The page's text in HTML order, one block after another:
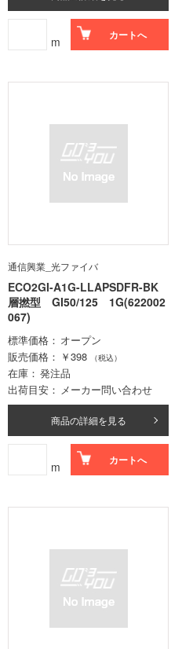
m カートへ
通信興業_光ファイバ
ECO2GI-A1G-LLAPSDFR-BK
層撚型 GI50/125 1G(622002
067)
標準価格
オープン
販売価格
￥398 （税込）
在庫
発注品
出荷目安
メーカー問い合わせ
商品の詳細を見る
m カートへ